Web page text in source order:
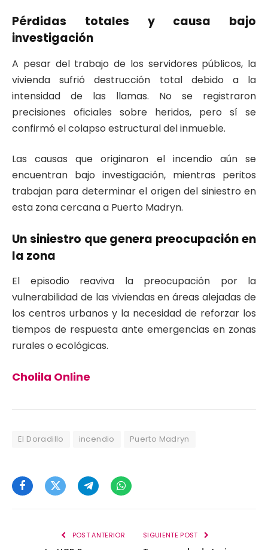
Pérdidas totales y causa bajo
investigación
A pesar del trabajo de los servidores públicos, la
vivienda sufrió destrucción total debido a la
intensidad de las llamas. No se registraron
precisiones oficiales sobre heridos, pero sí se
confirmó el colapso estructural del inmueble.
Las causas que originaron el incendio aún se
encuentran bajo investigación, mientras peritos
trabajan para determinar el origen del siniestro en
esta zona cercana a Puerto Madryn.
Un siniestro que genera preocupación en
la zona
El episodio reaviva la preocupación por la
vulnerabilidad de las viviendas en áreas alejadas de
los centros urbanos y la necesidad de reforzar los
tiempos de respuesta ante emergencias en zonas
rurales o ecológicas.
Cholila Online
El Doradillo incendio Puerto Madryn
FacebookTwitterTelegramWhatsApp
POST ANTERIOR SIGUIENTE POST